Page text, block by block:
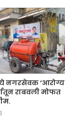
नगरसेवक ‘आरोग्य
राबवली मोफत